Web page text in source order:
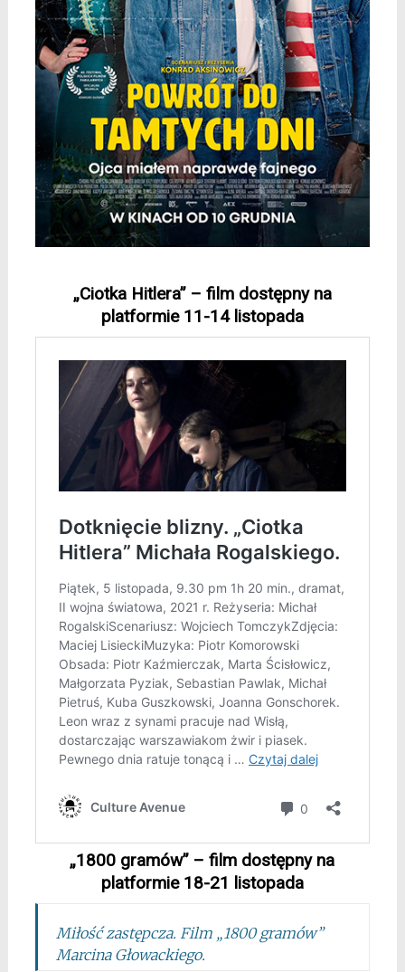
„Ciotka Hitlera” – film dostępny na
platformie 11-14 listopada
„1800 gramów” – film dostępny na
platformie 18-21 listopada
Miłość zastępcza. Film „1800 gramów”
Marcina Głowackiego.